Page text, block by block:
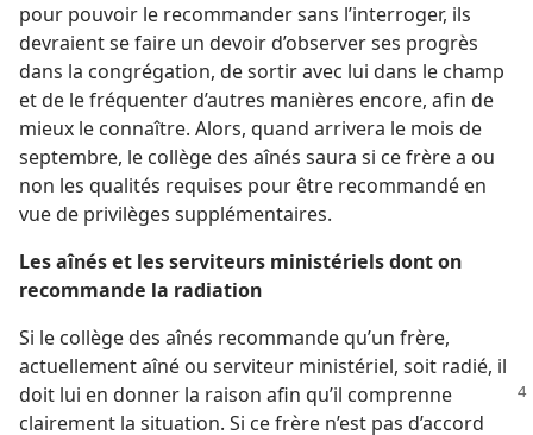
pour pouvoir le recommander sans l’interroger, ils
devraient se faire un devoir d’observer ses progrès
dans la congrégation, de sortir avec lui dans le champ
et de le fréquenter d’autres manières encore, afin de
mieux le connaître. Alors, quand arrivera le mois de
septembre, le collège des aînés saura si ce frère a ou
non les qualités requises pour être recommandé en
vue de privilèges supplémentaires.
Les aînés et les serviteurs ministériels dont on
recommande la radiation
Si le collège des aînés recommande qu’un frère,
actuellement aîné ou serviteur ministériel, soit radié, il
doit lui en donner la raison afin qu’il comprenne
clairement la situation. Si ce frère n’est pas d’accord